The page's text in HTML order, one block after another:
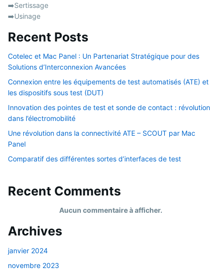
➡️Sertissage
➡️Usinage
Recent Posts
Cotelec et Mac Panel : Un Partenariat Stratégique pour des
Solutions d’Interconnexion Avancées
Connexion entre les équipements de test automatisés (ATE) et
les dispositifs sous test (DUT)
Innovation des pointes de test et sonde de contact : révolution
dans l’électromobilité
Une révolution dans la connectivité ATE – SCOUT par Mac
Panel
Comparatif des différentes sortes d’interfaces de test
Recent Comments
Aucun commentaire à afficher.
Archives
janvier 2024
novembre 2023